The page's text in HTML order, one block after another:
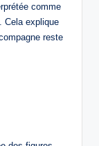
comme
Cela explique
reste